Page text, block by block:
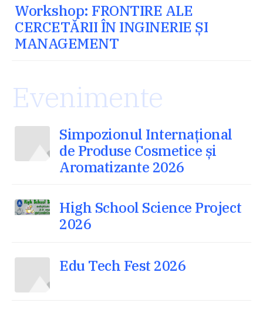
Workshop: FRONTIRE ALE
CERCETĂRII ÎN INGINERIE ȘI
MANAGEMENT
Evenimente
Simpozionul Internațional
de Produse Cosmetice și
Aromatizante 2026
High School Science Project
2026
Edu Tech Fest 2026